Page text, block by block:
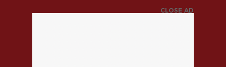
CLOSE AD